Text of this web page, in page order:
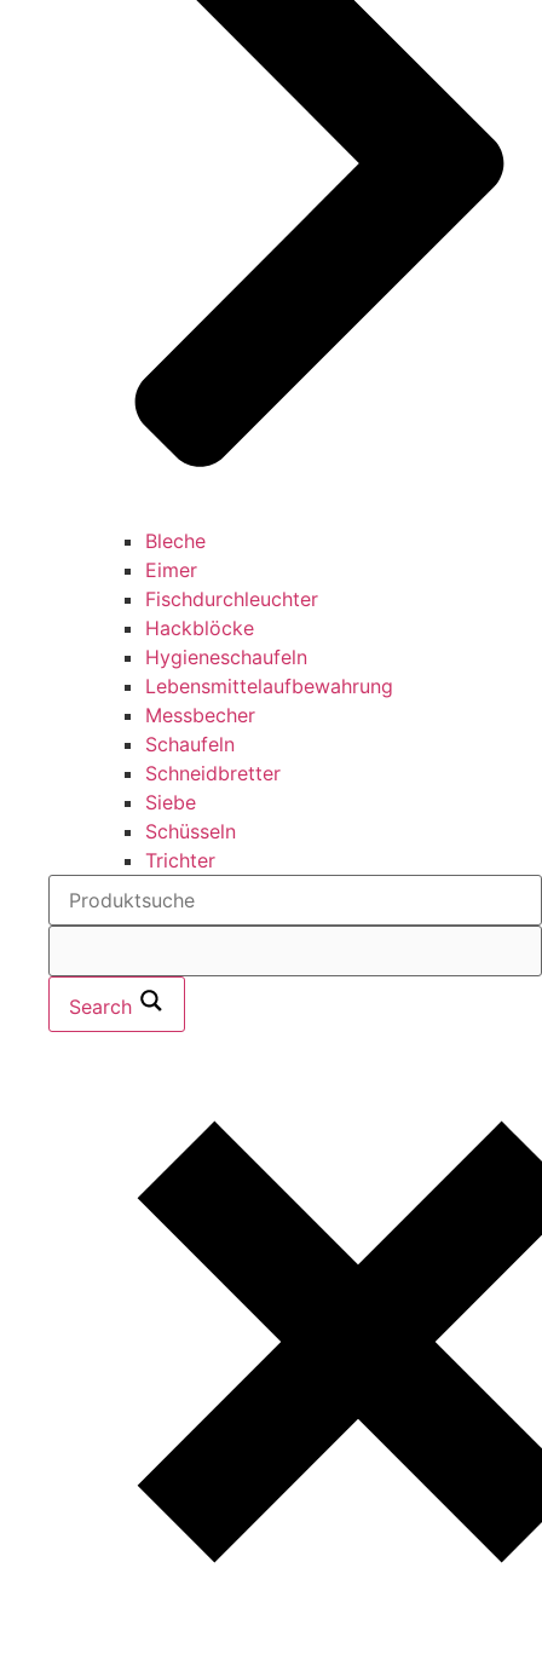
Bleche
Eimer
Fischdurchleuchter
Hackblöcke
Hygieneschaufeln
Lebensmittelaufbewahrung
Messbecher
Schaufeln
Schneidbretter
Siebe
Schüsseln
Trichter
Search